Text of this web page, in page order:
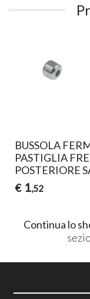
BUSSOLA
PASTIGLIA
POSTERIORE
€ 1,52
Continua lo